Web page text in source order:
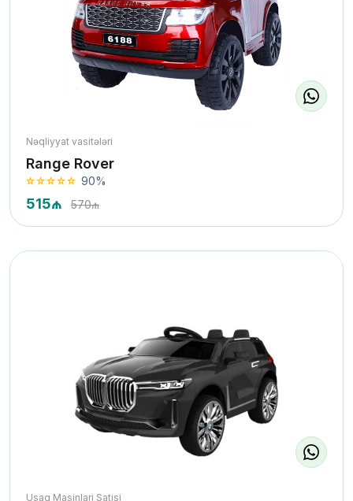
Nəqliyyat vasitələri
Range Rover
90%
515₼ 570₼
Usaq Masinlari Satisi